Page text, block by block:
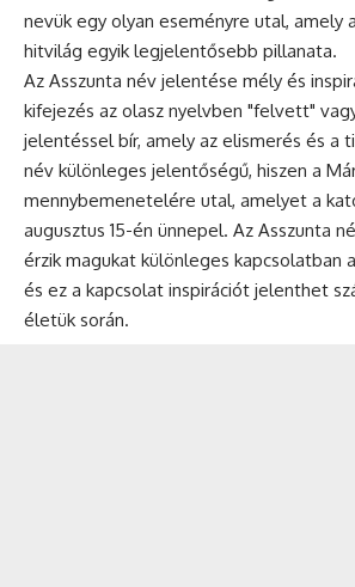
nevük egy olyan eseményre utal, amely
hitvilág egyik legjelentősebb pillanata.
Az Asszunta név jelentése mély és
kifejezés az olasz nyelvben "felvett"
jelentéssel bír, amely az elismerés és a
név különleges jelentőségű, hiszen a
mennybemenetelére utal, amelyet a
augusztus 15-én ünnepel. Az Asszunta
érzik magukat különleges kapcsolatban
és ez a kapcsolat inspirációt jelenthet
életük során.